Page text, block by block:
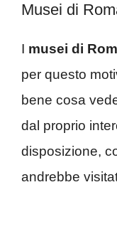
Musei di
I musei di
per questo
bene cosa
dal proprio
disposizione,
andrebbe